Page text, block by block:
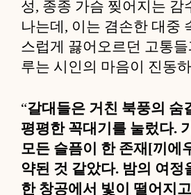
성, 종종 가슴 찢어지는 감
나는데, 이는 겸손한 대중
스럽게 끓어오르던 고통
루는 시인의 마음이 진동
“갈대들은 거친 북풍의 숨
평평한 꼭대기를 눌렀다.
모든 슬픔이 한 존재[끼에
약된 것 같았다. 밤의 여정
한 창공에서 빛이 떨어지